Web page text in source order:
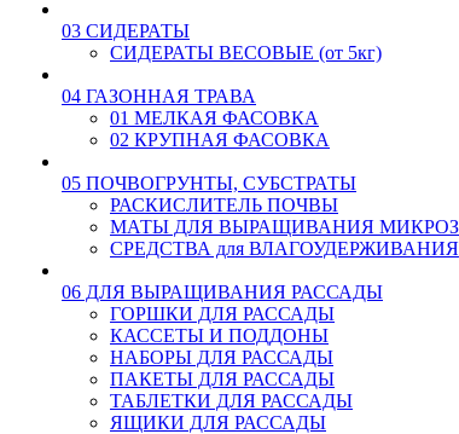
03 СИДЕРАТЫ
СИДЕРАТЫ ВЕСОВЫЕ (от 5кг)
04 ГАЗОННАЯ ТРАВА
01 МЕЛКАЯ ФАСОВКА
02 КРУПНАЯ ФАСОВКА
05 ПОЧВОГРУНТЫ, СУБСТРАТЫ
РАСКИСЛИТЕЛЬ ПОЧВЫ
МАТЫ ДЛЯ ВЫРАЩИВАНИЯ
СРЕДСТВА для ВЛАГОУДЕРЖИВАНИЯ
06 ДЛЯ ВЫРАЩИВАНИЯ РАССАДЫ
ГОРШКИ ДЛЯ РАССАДЫ
КАССЕТЫ И ПОДДОНЫ
НАБОРЫ ДЛЯ РАССАДЫ
ПАКЕТЫ ДЛЯ РАССАДЫ
ТАБЛЕТКИ ДЛЯ РАССАДЫ
ЯЩИКИ ДЛЯ РАССАДЫ